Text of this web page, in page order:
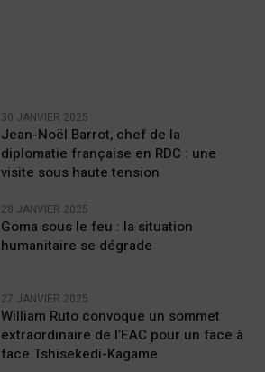
30 JANVIER 2025
Jean-Noël Barrot, chef de la
diplomatie française en RDC : une
visite sous haute tension
28 JANVIER 2025
Goma sous le feu : la situation
humanitaire se dégrade
27 JANVIER 2025
William Ruto convoque un sommet
extraordinaire de l’EAC pour un face à
face Tshisekedi-Kagame